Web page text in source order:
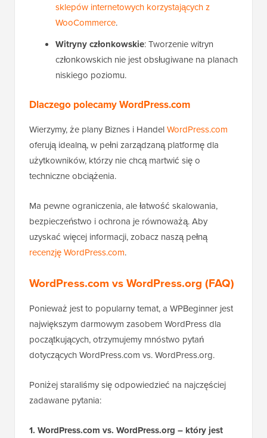
sklepów internetowych korzystających z
WooCommerce.
Witryny członkowskie: Tworzenie witryn
członkowskich nie jest obsługiwane na planach
niskiego poziomu.
Dlaczego polecamy WordPress.com
Wierzymy, że plany Biznes i HandelWordPress.com
oferują idealną, w pełni zarządzaną platformę dla
użytkowników, którzy nie chcą martwić się o
techniczne obciążenia.
Ma pewne ograniczenia, ale łatwość skalowania,
bezpieczeństwo i ochrona je równoważą. Aby
uzyskać więcej informacji, zobacz naszą pełną
recenzję WordPress.com.
WordPress.com vs WordPress.org (FAQ)
Ponieważ jest to popularny temat, a WPBeginner jest
największym darmowym zasobem WordPress dla
początkujących, otrzymujemy mnóstwo pytań
dotyczących WordPress.com vs. WordPress.org.
Poniżej staraliśmy się odpowiedzieć na najczęściej
zadawane pytania:
1. WordPress.com vs. WordPress.org – który jest